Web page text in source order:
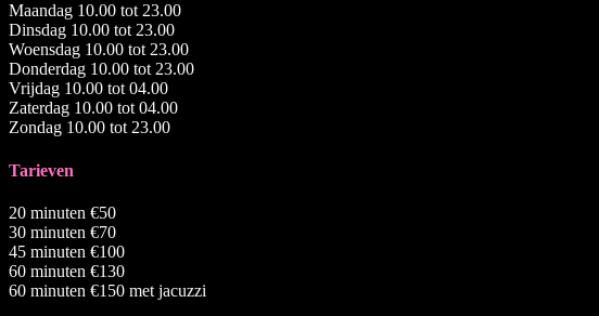
Maandag 10.00 tot 23.00
Dinsdag 10.00 tot 23.00
Woensdag 10.00 tot 23.00
Donderdag 10.00 tot 23.00
Vrijdag 10.00 tot 04.00
Zaterdag 10.00 tot 04.00
Zondag 10.00 tot 23.00
Tarieven
20 minuten €50
30 minuten €70
45 minuten €100
60 minuten €130
60 minuten €150 met jacuzzi